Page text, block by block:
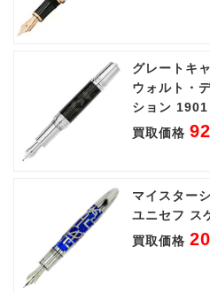
グレートキ
ウォルト・
ション 1901
買取価格
マイスター
ユニセフ ス
買取価格